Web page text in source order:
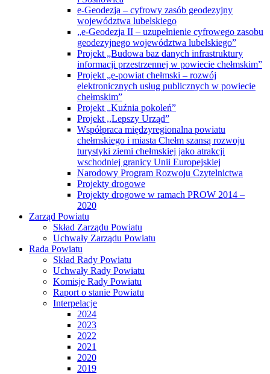
e-Geodezja – cyfrowy zasób geodezyjny
województwa lubelskiego
„e-Geodezja II – uzupełnienie cyfrowego zasobu
geodezyjnego województwa lubelskiego”
Projekt „Budowa baz danych infrastruktury
informacji przestrzennej w powiecie chełmskim”
Projekt „e-powiat chełmski – rozwój
elektronicznych usług publicznych w powiecie
chełmskim”
Projekt „Kuźnia pokoleń”
Projekt ,,Lepszy Urząd”
Współpraca międzyregionalna powiatu
chełmskiego i miasta Chełm szansą rozwoju
turystyki ziemi chełmskiej jako atrakcji
wschodniej granicy Unii Europejskiej
Narodowy Program Rozwoju Czytelnictwa
Projekty drogowe
Projekty drogowe w ramach PROW 2014 –
2020
Zarząd Powiatu
Skład Zarządu Powiatu
Uchwały Zarządu Powiatu
Rada Powiatu
Skład Rady Powiatu
Uchwały Rady Powiatu
Komisje Rady Powiatu
Raport o stanie Powiatu
Interpelacje
2024
2023
2022
2021
2020
2019